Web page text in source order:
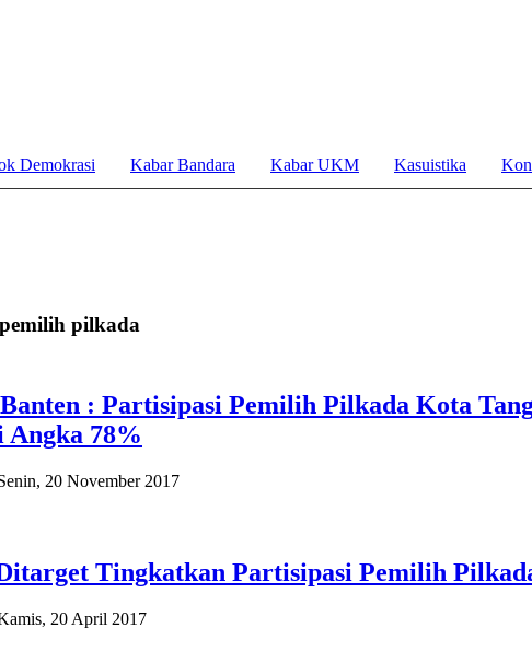
Demokrasi Kabar Bandara Kabar UKM Kasuistika
pilkada
: Partisipasi Pemilih Pilkada Kota
Angka 78%
20 November 2017
Tingkatkan Partisipasi Pemilih
20 April 2017